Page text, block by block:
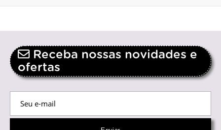
Receba nossas novidades e
ofertas